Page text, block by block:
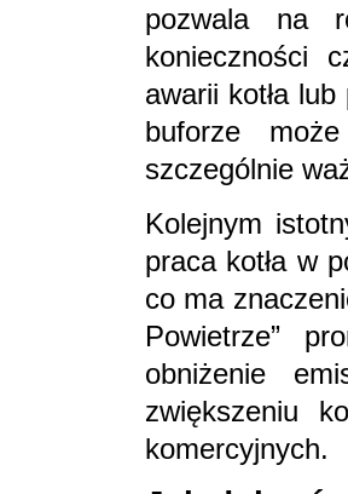
pozwala na
konieczności
awarii kotła
buforze
szczególnie
Kolejnym
praca kotła w
co ma
Powietrze”
obniżenie
zwiększeniu
komercyjnych.